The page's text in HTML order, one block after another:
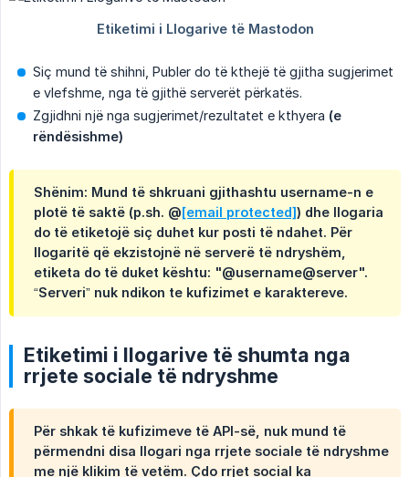
Siç mund të shihni, Publer do të kthejë të gjitha sugjerimet
e vlefshme, nga të gjithë serverët përkatës.
Zgjidhni një nga sugjerimet/rezultatet e kthyera (e
rëndësishme)
Shënim: Mund të shkruani gjithashtu username-n e
plotë të saktë (p.sh. @[email protected]) dhe llogaria
do të etiketojë siç duhet kur posti të ndahet. Për
llogaritë që ekzistojnë në serverë të ndryshëm,
etiketa do të duket kështu: "@username@server".
“Serveri” nuk ndikon te kufizimet e karaktereve.
Etiketimi i llogarive të shumta nga
rrjete sociale të ndryshme
Për shkak të kufizimeve të API-së, nuk mund të
përmendni disa llogari nga rrjete sociale të ndryshme
me një klikim të vetëm. Çdo rrjet social ka